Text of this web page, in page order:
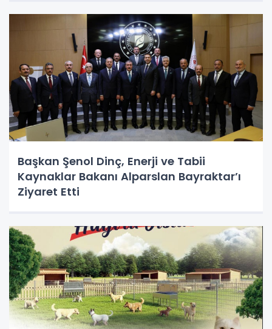
Başkan Şenol Dinç, Enerji ve Tabii
Kaynaklar Bakanı Alparslan Bayraktar’ı
Ziyaret Etti